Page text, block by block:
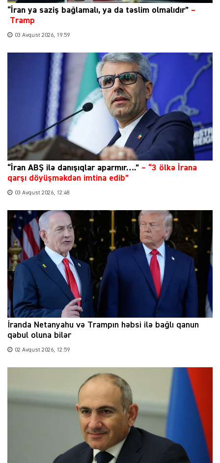
“İran ya saziş bağlamalı, ya da təslim olmalıdır” –
Tramp
03 Avqust 2026, 19:59
“İran ABŞ ilə danışıqlar aparmır….” – “3 ölkə İrana
qarşı döyüşməkdən imtina edib”
03 Avqust 2026, 12:48
İranda Netanyahu və Trampın həbsi ilə bağlı qanun
qəbul oluna bilər
02 Avqust 2026, 12:59